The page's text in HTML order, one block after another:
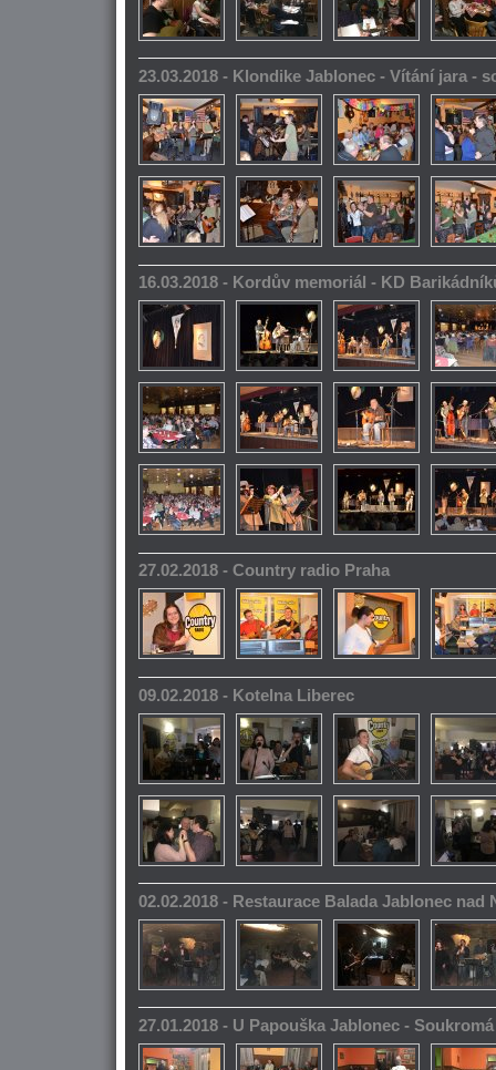
23.03.2018 - Klondike Jablonec - Vítání jara -
16.03.2018 - Kordův memoriál - KD
27.02.2018 - Country radio Praha
09.02.2018 - Kotelna Liberec
02.02.2018 - Restaurace Balada Jablonec nad
27.01.2018 - U Papouška Jablonec -